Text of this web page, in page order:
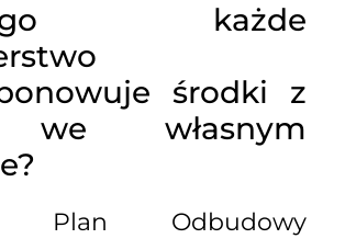
każde
środki z
we własnym
Plan Odbudowy